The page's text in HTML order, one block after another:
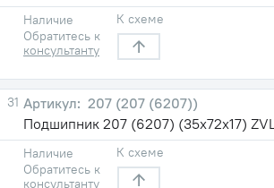
Наличие
Обратитесь к
консультанту
К схеме
31
207 (207 (6207))
Подшипник 207 (6207) (35х72х17) ZVL
Наличие
Обратитесь к
консультанту
К схеме